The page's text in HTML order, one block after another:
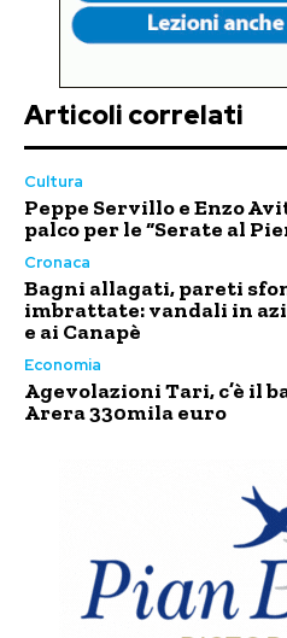
Articoli correlati
Cultura
Peppe Servillo e Enzo
palco per le “Serate al
Cronaca
Bagni allagati, pareti
imbrattate: vandali in
e ai Canapè
Economia
Agevolazioni Tari, c’è il
Arera 330mila euro